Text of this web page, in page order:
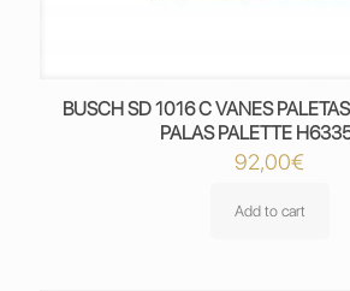
BUSCH SD 1016 C VANES
PALAS PALETTE
92,00€
Add to cart